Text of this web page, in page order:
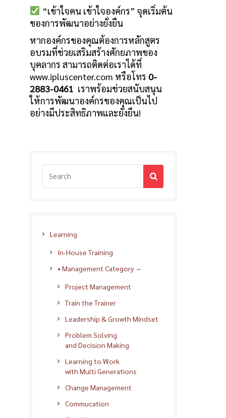
“เข้าใจคน เข้าใจองค์กร” จุดเริ่มต้น
ของการพัฒนาอย่างยั่งยืน
หากองค์กรของคุณต้องการหลักสูตร
อบรมที่ช่วยเสริมสร้างศักยภาพของ
บุคลากร สามารถติดต่อเราได้ที่
www.ipluscenter.com หรือโทร 0-
2883-0461 เราพร้อมช่วยสนับสนุน
ให้การพัฒนาองค์กรของคุณเป็นไป
อย่างมีประสิทธิภาพและยั่งยืน!
Learning
In-House Training
• Management Category →
Project Management
Train the Trainer
Leadership & Growth Mindset
Problem Solving
and Decision Making
Learning to Work
with Multi Generations
Change Management
Commucation